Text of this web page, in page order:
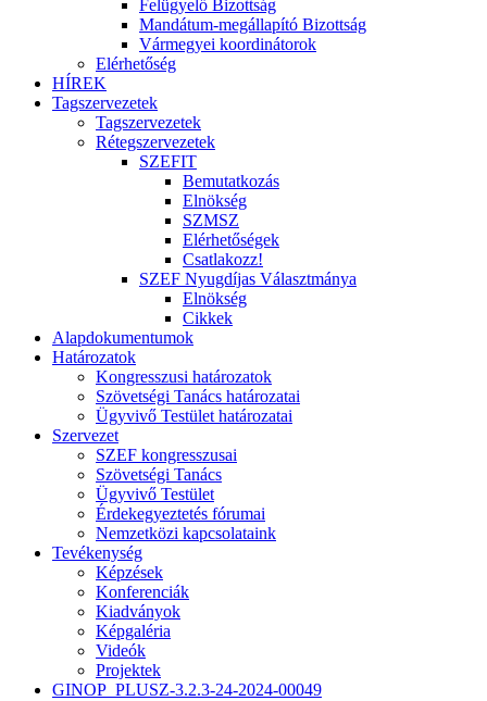
Felügyelő Bizottság
Mandátum-megállapító Bizottság
Vármegyei koordinátorok
Elérhetőség
HÍREK
Tagszervezetek
Tagszervezetek
Rétegszervezetek
SZEFIT
Bemutatkozás
Elnökség
SZMSZ
Elérhetőségek
Csatlakozz!
SZEF Nyugdíjas Választmánya
Elnökség
Cikkek
Alapdokumentumok
Határozatok
Kongresszusi határozatok
Szövetségi Tanács határozatai
Ügyvivő Testület határozatai
Szervezet
SZEF kongresszusai
Szövetségi Tanács
Ügyvivő Testület
Érdekegyeztetés fórumai
Nemzetközi kapcsolataink
Tevékenység
Képzések
Konferenciák
Kiadványok
Képgaléria
Videók
Projektek
GINOP_PLUSZ-3.2.3-24-2024-00049